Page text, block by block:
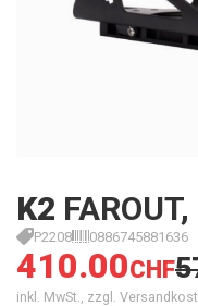
K2
P2208 0886745881636
410.00CHF
inkl. MwSt., zzgl.